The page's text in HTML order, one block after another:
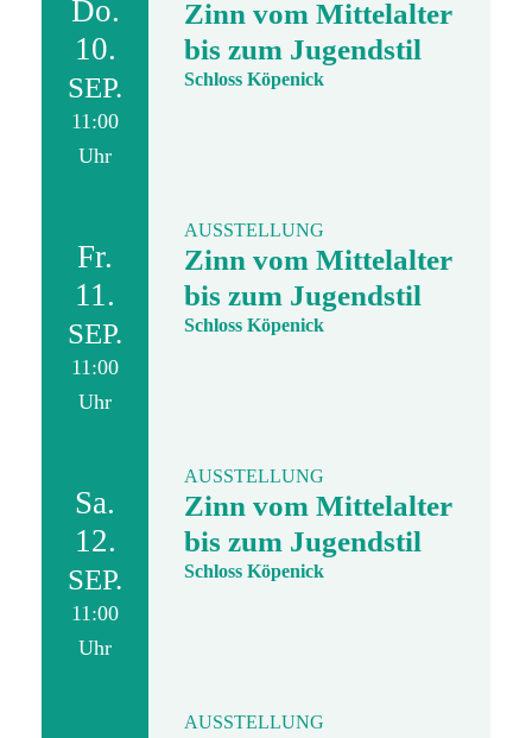
Do.
10.
SEP.
11:00
Uhr
Zinn vom Mittelalter
bis zum Jugendstil
Schloss Köpenick
Fr.
11.
SEP.
11:00
Uhr
AUSSTELLUNG
Zinn vom Mittelalter
bis zum Jugendstil
Schloss Köpenick
Sa.
12.
SEP.
11:00
Uhr
AUSSTELLUNG
Zinn vom Mittelalter
bis zum Jugendstil
Schloss Köpenick
AUSSTELLUNG